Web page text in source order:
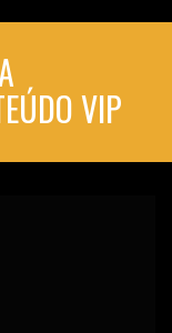
VIP